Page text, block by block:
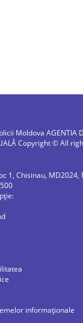
Moldova AGENTIA
Copyright © All
1, Chisinau, MD2024,
informaționale